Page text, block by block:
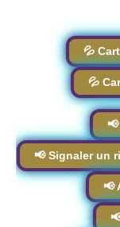
💦
💦
📢 Signaler un
📢